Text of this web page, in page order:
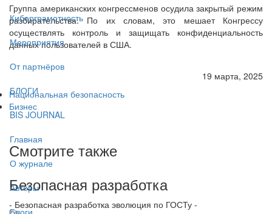
Киберграмотность
Мероприятия
От партнёров
БЛОГИ
BIS JOURNAL
Главная
О журнале
Авторы
Блоги
Группа американских конгрессменов осудила закрытый режим
разбирательства. По их словам, это мешает Конгрессу
осуществлять контроль и защищать конфиденциальность
данных пользователей в США.
19 марта, 2025
Национальная безопасность
Бизнес
Смотрите также
Безопасная разработка
- Безопасная разработка эволюция по ГОСТу -